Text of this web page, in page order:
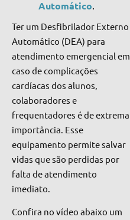
Automático
Ter um Desfibrilador Externo
Automático (DEA) para
atendimento emergencial em
caso de complicações
cardíacas dos alunos,
colaboradores e
frequentadores é de extrema
importância. Esse
equipamento permite salvar
vidas que são perdidas por
falta de atendimento
imediato.
Confira no vídeo abaixo um